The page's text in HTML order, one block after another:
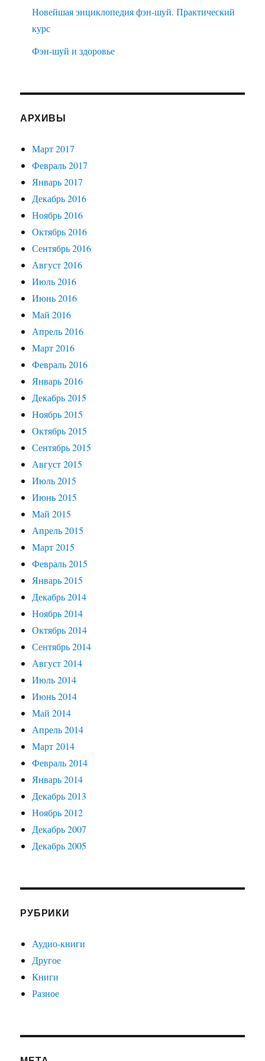
Новейшая энциклопедия фэн-шуй. Практический
курс
Фэн-шуй и здоровье
АРХИВЫ
Март 2017
Февраль 2017
Январь 2017
Декабрь 2016
Ноябрь 2016
Октябрь 2016
Сентябрь 2016
Август 2016
Июль 2016
Июнь 2016
Май 2016
Апрель 2016
Март 2016
Февраль 2016
Январь 2016
Декабрь 2015
Ноябрь 2015
Октябрь 2015
Сентябрь 2015
Август 2015
Июль 2015
Июнь 2015
Май 2015
Апрель 2015
Март 2015
Февраль 2015
Январь 2015
Декабрь 2014
Ноябрь 2014
Октябрь 2014
Сентябрь 2014
Август 2014
Июль 2014
Июнь 2014
Май 2014
Апрель 2014
Март 2014
Февраль 2014
Январь 2014
Декабрь 2013
Ноябрь 2012
Декабрь 2007
Декабрь 2005
РУБРИКИ
Аудио-книги
Другое
Книги
Разное